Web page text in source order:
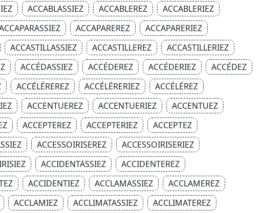
ACCABLASSIEZ ACCABLEREZ
ACCABLERIEZ
ACCAPAREREZ
ACCAPARERIEZ
ACCASTILLASSIEZ ACCASTILLEREZ
ACCASTILLERIEZ
ACCÉDASSIEZ ACCÉDEREZ ACCÉDERIEZ
ACCÉDEZ
ACCÉLÉREREZ ACCÉLÉRERIEZ
ACCÉLÉREZ
ACCENTUEREZ ACCENTUERIEZ
ACCENTUEZ
ACCEPTEREZ ACCEPTERIEZ
ACCEPTEZ
ACCESSOIRISEREZ
ACCESSOIRISERIEZ
ACCIDENTASSIEZ
ACCIDENTEREZ
ACCIDENTIEZ ACCLAMASSIEZ
ACCLAMEREZ
ACCLAMIEZ ACCLIMATASSIEZ
ACCLIMATEREZ